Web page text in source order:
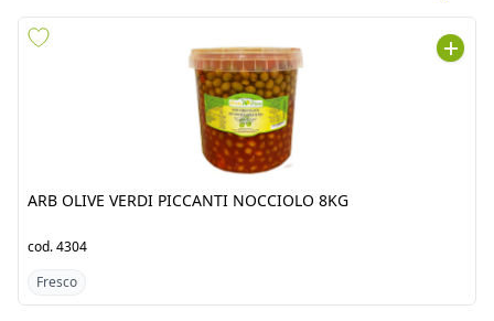
ARB OLIVE VERDI PICCANTI
cod.4304
Fresco
POMODORO RAMATO